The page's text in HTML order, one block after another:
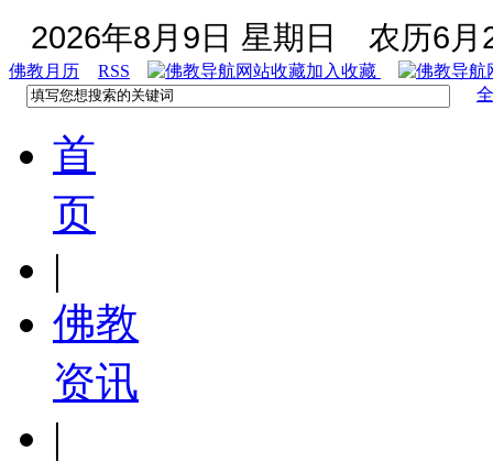
2026年8月9日 星期日 农历6月
佛教月历 RSS
加入收藏
首
页
|
佛教
资讯
|